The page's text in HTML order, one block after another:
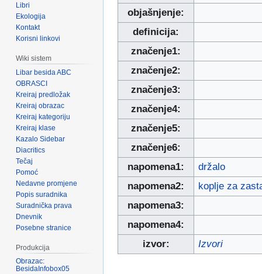
objašnjenje:
definicija:
značenje1:
značenje2:
značenje3:
značenje4:
značenje5:
značenje6:
napomena1:
držalo
napomena2:
koplje za
napomena3:
napomena4:
izvor:
Izvori
Libri
Ekologija
Kontakt
Korisni linkovi
Wiki sistem
Libar besida ABC
OBRASCI
Kreiraj predložak
Kreiraj obrazac
Kreiraj kategoriju
Kreiraj klase
Kazalo Sidebar
Diacritics
Tečaj
Pomoć
Nedavne promjene
Popis suradnika
Suradnička prava
Dnevnik
Posebne stranice
Produkcija
Obrazac:
BesidaInfobox05